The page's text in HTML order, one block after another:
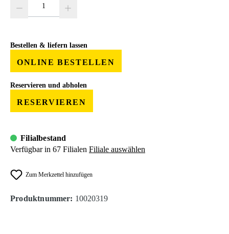
Bestellen & liefern lassen
ONLINE BESTELLEN
Reservieren und abholen
RESERVIEREN
Filialbestand
Verfügbar in 67 Filialen Filiale auswählen
Zum Merkzettel hinzufügen
Produktnummer: 10020319